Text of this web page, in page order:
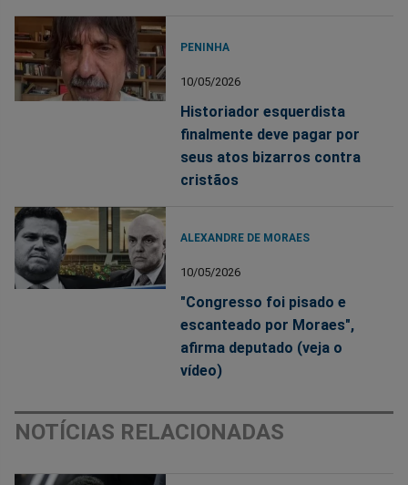
PENINHA
10/05/2026
Historiador esquerdista
finalmente deve pagar por
seus atos bizarros contra
cristãos
ALEXANDRE DE MORAES
10/05/2026
"Congresso foi pisado e
escanteado por Moraes",
afirma deputado (veja o
vídeo)
NOTÍCIAS RELACIONADAS